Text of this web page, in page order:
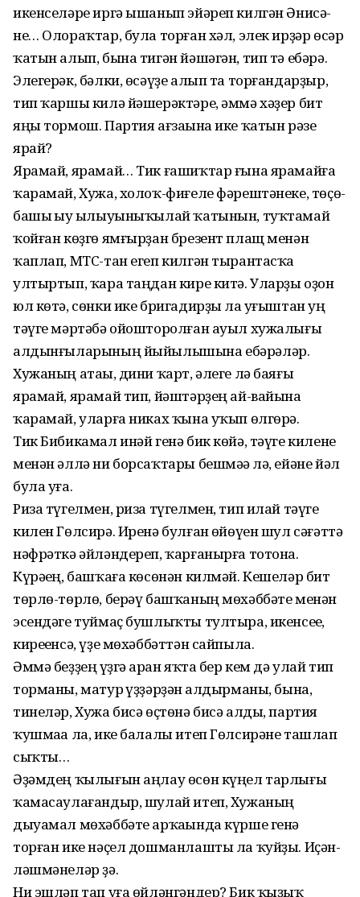
икенселәре иргә ышанып эйәреп килгән Әнисә­
не… Олораҡтар, була торған хәл, элек ирҙәр өсәр
ҡатын алып, бына тигән йәшәгән, тип тә ебәрә.
Элегерәк, бәлки, өсәүҙе алып та торғандарҙыр,
тип ҡаршы килә йәшерәктәре, әммә хәҙер бит
яңы тормош. Партия ағзаһына ике ҡатын рәзе
ярай?
Ярамай, ярамай… Тик ғашиҡтар ғына ярамайға
ҡарамай, Хужа, холоҡ-фиғеле фәрештәнеке, төҫө-
башы һыу һылыуыныҡылай ҡатынын, туҡтамай
ҡойған көҙгө ямғырҙан брезент плащ менән
ҡаплап, МТС-тан егеп килгән тырантасҡа
ултыртып, ҡара таңдан кире китә. Уларҙы оҙон
юл көтә, сөнки ике бригадирҙы ла һуғыштан һуң
тәүге мәртәбә ойошторолған ауыл хужа­лығы
алдынғыларының йыйылышына ебәрәләр.
Хужаның атаһы, дини ҡарт, әлеге лә баяғы
ярамай, ярамай тип, йәш­тәрҙең ай-вайына
ҡарамай, уларға никах ҡына уҡып өлгөрә.
Тик Бибикамал инәй генә бик кө­йә, тәүге килене
менән әллә ни бор­саҡтары бешмәһә лә, ейәне йәл
була уға.
Риза түгелмен, риза түгелмен, тип илай тәүге
килен Гөлсирә. Иренә булған һөйөүен шул сәғәттә
нәфрәткә әйләндереп, ҡарғанырға тотона.
Күрәһең, башҡаға көсөнән килмәй. Кешеләр бит
төрлө-төрлө, берәү башҡаның мөхәббәте менән
эсендәге туймаҫ бушлыҡты тултыра, икенсеһе,
киреһенсә, үҙе мөхәббәттән сайпыла.
Әммә беҙҙең һүҙгә һаран яҡта бер кем дә улай тип
торманы, матур һүҙҙәрҙән һалдырманы, бына,
тине­ләр, Хужа бисә өҫтөнә бисә алды, партия
ҡушмаһа ла, ике балалы итеп Гөлсирәне ташлап
сыҡты…
Әҙәмдең ҡылығын аңлау өсөн күңел тарлығы
ҡамасаулағандыр, шу­лай итеп, Хужаның
дыуамал мөхәб­бәте арҡаһында күрше генә
торған ике нәҫел дошманлашты ла ҡуйҙы. Иҫән­
ләшмәнеләр ҙә.
Ни эшләп тап уға өйләнгәндер? Бик ҡыҙыҡ